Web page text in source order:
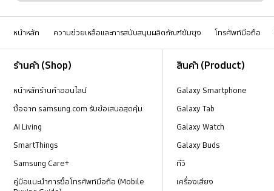
หน้าหลัก ความช่วยเหลือและการสนับสนุนผลิตภัณฑ์ซัมซุง โทรศัพท์มือถือ
ร้านค้า (Shop)
หน้าหลักร้านค้าออนไลน์
ซื้อจาก samsung.com รับข้อเสนอสุดคุ้ม
AI Living
SmartThings
Samsung Care+
คู่มือแนะนำการซื้อโทรศัพท์มือถือ (Mobile
สินค้า (Product)
Galaxy Smartphone
Galaxy Tab
Galaxy Watch
Galaxy Buds
ทีวี
เครื่องเสียง